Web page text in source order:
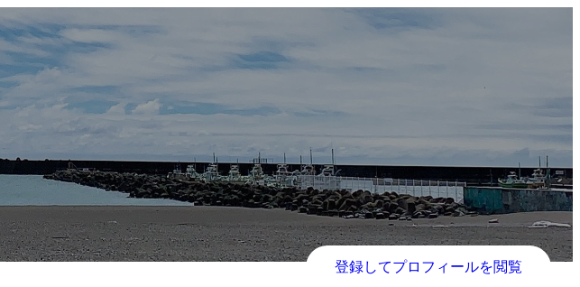
登録してプロフィールを閲覧